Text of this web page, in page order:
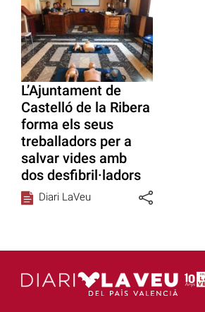
L’Ajuntament de
Castelló de la Ribera
forma els seus
treballadors per a
salvar vides amb
dos desfibril·ladors
Diari LaVeu